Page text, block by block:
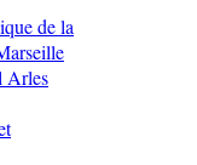
de la
Arles